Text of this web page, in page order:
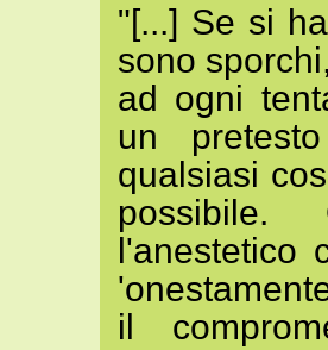
"[...] Se si
sono
ad ogni
un
qualsiasi
possibile.
l'anestetico
il